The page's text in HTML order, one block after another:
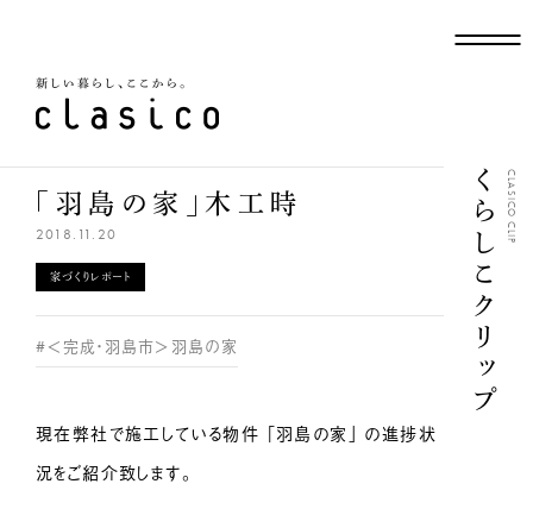
くらしこクリップCLASICO CLIP
「羽島の家」木工時
2018.11.20
家づくりレポート
#＜完成・羽島市＞羽島の家
現在弊社で施工している物件 「羽島の家」 の進捗状
況をご紹介致します。